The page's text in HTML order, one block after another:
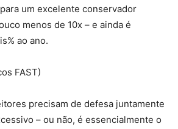
um excelente conservador
menos de 10x – e ainda é
ao ano.
FAST)
precisam de defesa juntamente
– ou não, é essencialmente o